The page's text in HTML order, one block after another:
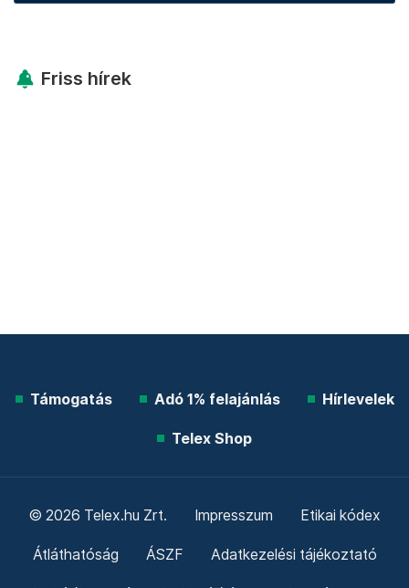
Friss hírek
Támogatás Adó 1% felajánlás Hírlevelek
Telex Shop
© 2026 Telex.hu Zrt. Impresszum Etikai kódex
Átláthatóság ÁSZF Adatkezelési tájékoztató